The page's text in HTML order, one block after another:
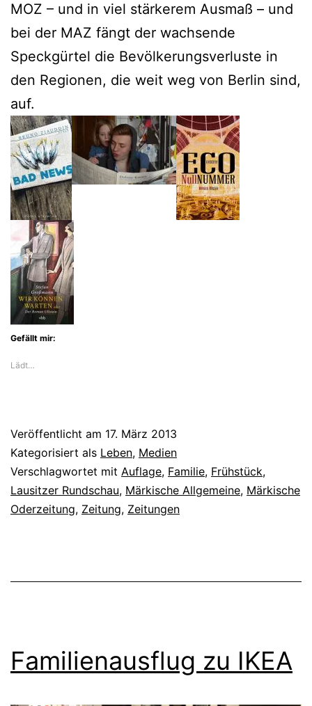
MOZ – und in viel stärkerem Ausmaß – und
bei der MAZ fängt der wachsende
Speckgürtel die Bevölkerungsverluste in
den Regionen, die weit weg von Berlin sind,
auf.
Gefällt mir:
Lädt…
Veröffentlicht am 17. März 2013
Kategorisiert als Leben, Medien
Verschlagwortet mit Auflage, Familie, Frühstück,
Lausitzer Rundschau, Märkische Allgemeine, Märkische
Oderzeitung, Zeitung, Zeitungen
Familienausflug zu IKEA